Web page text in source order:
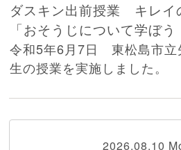
ダスキン出前授業 キレ
「おそうじについて学ぼう
令和5年6月7日 東松島市
生の授業を実施しました。
2026.08.10